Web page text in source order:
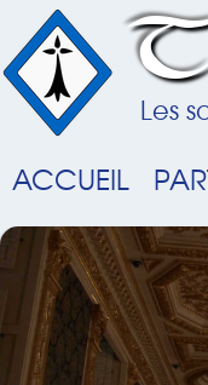
Les
ACCUEIL